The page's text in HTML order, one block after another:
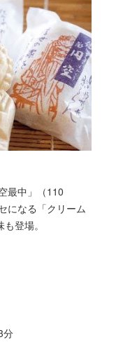
最中」（110
になる「クリーム
登場。
分